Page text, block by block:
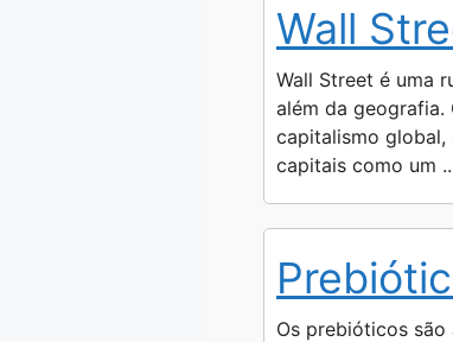
s
A
p
p
g
r
a
m
e
n
g
e
r
Wall
Wall Street é uma
além da
capitalismo global,
capitais como um
Os prebióticos são